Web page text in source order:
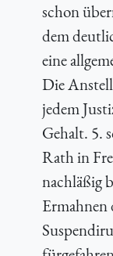
schon
dem
eine
Die
jedem
Gehalt. 5.
Rath in
nachläßig